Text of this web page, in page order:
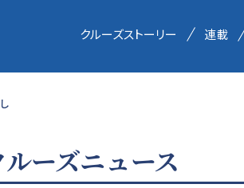
クルーズストーリー 連載
ルーズニュース